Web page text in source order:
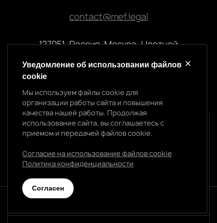
contact@mef.legal
127051, Россия, Москва, Цветной
Реквизиты компании
ООО “МЭФ ЛИГАЛ”
ИНН 7704874992
ОГРН 5147746145718
Политика конфиденциальности
Уведомление об использовании cookie
работы сайта и повышения качества нашей работы.
Продолжая использование сайта, вы
cookie.
Уведомление об использовании файлов
cookie
Мы используем файлы cookie для
организации работы сайта и повышения
качества нашей работы. Продолжая
использование сайта, вы соглашаетесь с
приемом и передачей файлов cookie.
Согласие на использование файлов cookie
Политика конфиденциальности
Cогласен